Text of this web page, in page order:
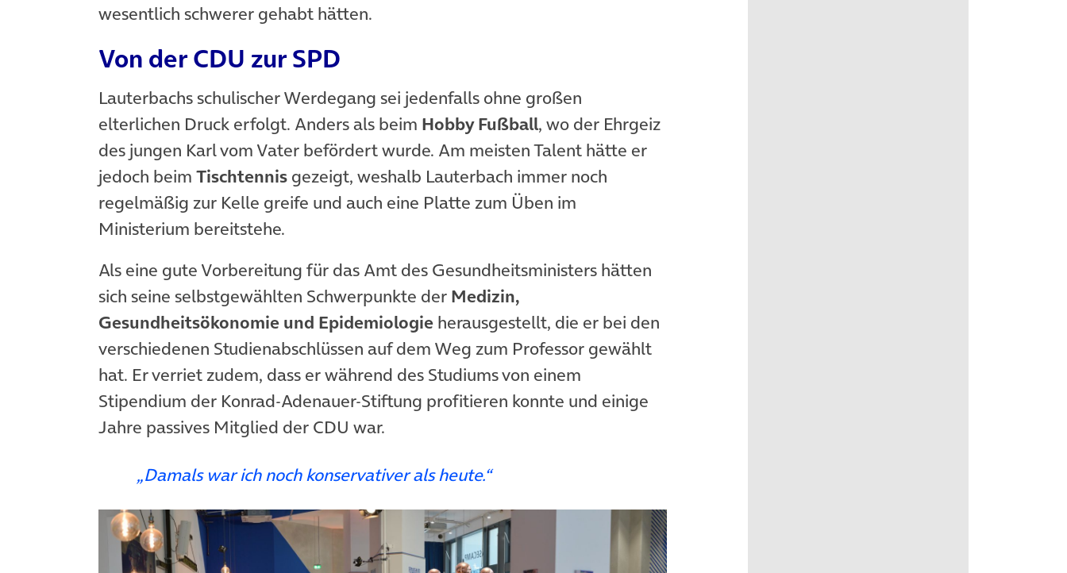
wesentlich schwerer gehabt hätten.
Von der CDU zur SPD
Lauterbachs schulischer Werdegang sei jedenfalls ohne großen
elterlichen Druck erfolgt. Anders als beim Hobby Fußball, wo der Ehrgeiz
des jungen Karl vom Vater befördert wurde. Am meisten Talent hätte er
jedoch beim Tischtennis gezeigt, weshalb Lauterbach immer noch
regelmäßig zur Kelle greife und auch eine Platte zum Üben im
Ministerium bereitstehe.
Als eine gute Vorbereitung für das Amt des Gesundheitsministers hätten
sich seine selbstgewählten Schwerpunkte der Medizin,
Gesundheitsökonomie und Epidemiologie herausgestellt, die er bei den
verschiedenen Studienabschlüssen auf dem Weg zum Professor gewählt
hat. Er verriet zudem, dass er während des Studiums von einem
Stipendium der Konrad-Adenauer-Stiftung profitieren konnte und einige
Jahre passives Mitglied der CDU war.
„Damals war ich noch konservativer als heute.“